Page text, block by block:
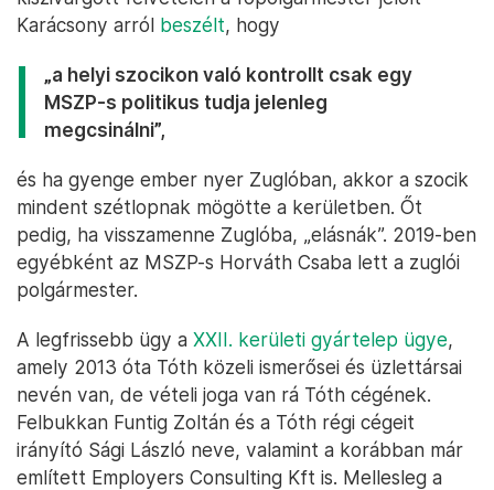
Karácsony arról beszélt, hogy
„a helyi szocikon való kontrollt csak egy
MSZP-s politikus tudja jelenleg
megcsinálni”,
és ha gyenge ember nyer Zuglóban, akkor a szocik
mindent szétlopnak mögötte a kerületben. Őt
pedig, ha visszamenne Zuglóba, „elásnák”. 2019-ben
egyébként az MSZP-s Horváth Csaba lett a zuglói
polgármester.
A legfrissebb ügy a XXII. kerületi gyártelep ügye,
amely 2013 óta Tóth közeli ismerősei és üzlettársai
nevén van, de vételi joga van rá Tóth cégének.
Felbukkan Funtig Zoltán és a Tóth régi cégeit
irányító Sági László neve, valamint a korábban már
említett Employers Consulting Kft is. Mellesleg a